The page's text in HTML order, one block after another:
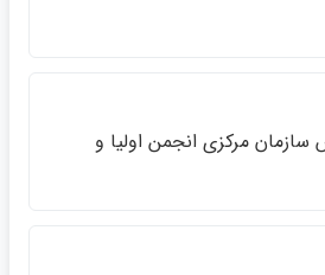
مركزي انجمن اوليا و